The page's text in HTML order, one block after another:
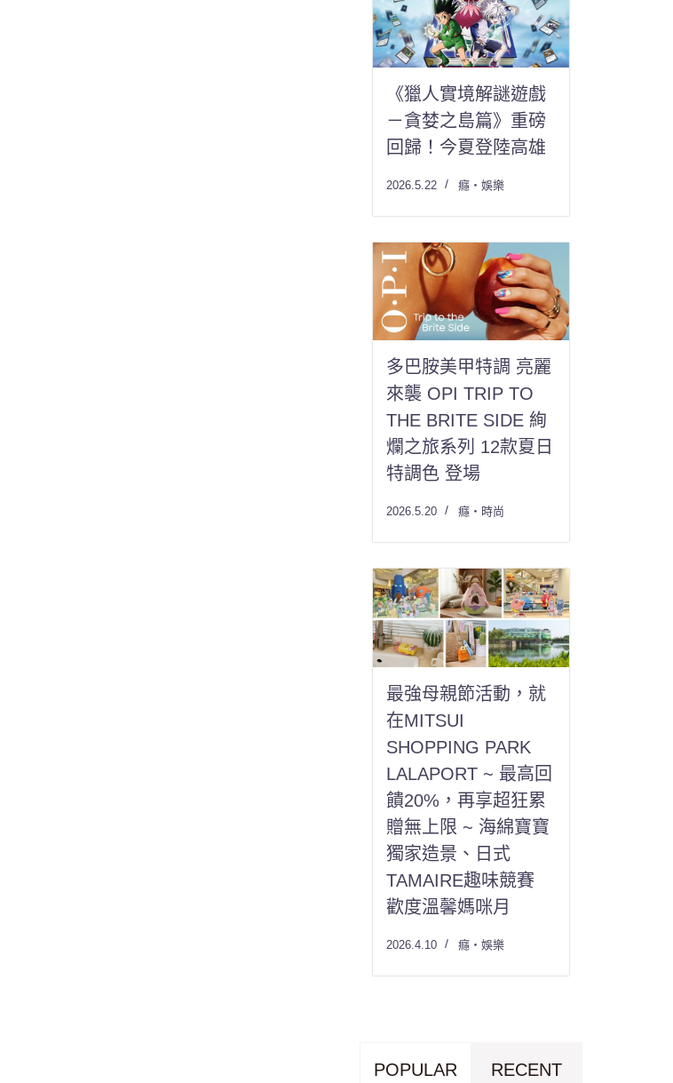
《獵人實境解謎遊戲
－貪婪之島篇》重磅
回歸！今夏登陸高雄
2026.5.22 癮・娛樂
多巴胺美甲特調 亮麗
來襲 OPI TRIP TO
THE BRITE SIDE 絢
爛之旅系列 12款夏日
特調色 登場
2026.5.20 癮・時尚
最強母親節活動，就
在MITSUI
SHOPPING PARK
LALAPORT ~ 最高回
饋20%，再享超狂累
贈無上限 ~ 海綿寶寶
獨家造景、日式
TAMAIRE趣味競賽
歡度溫馨媽咪月
2026.4.10 癮・娛樂
POPULAR RECENT